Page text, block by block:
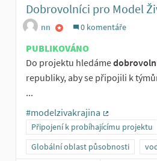
Dobrovolníci pro Model
nn 0 komentáře
PUBLIKOVÁNO
Do projektu hledáme
republiky, aby se připojili k
...
#modelzivakrajina
(Externí
Připojení k probíhajícímu projektu
Globální oblast působnosti